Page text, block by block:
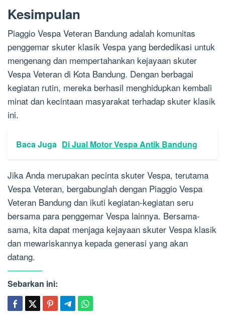
Kesimpulan
Piaggio Vespa Veteran Bandung adalah komunitas
penggemar skuter klasik Vespa yang berdedikasi untuk
mengenang dan mempertahankan kejayaan skuter
Vespa Veteran di Kota Bandung. Dengan berbagai
kegiatan rutin, mereka berhasil menghidupkan kembali
minat dan kecintaan masyarakat terhadap skuter klasik
ini.
Baca Juga Di Jual Motor Vespa Antik Bandung
Jika Anda merupakan pecinta skuter Vespa, terutama
Vespa Veteran, bergabunglah dengan Piaggio Vespa
Veteran Bandung dan ikuti kegiatan-kegiatan seru
bersama para penggemar Vespa lainnya. Bersama-
sama, kita dapat menjaga kejayaan skuter Vespa klasik
dan mewariskannya kepada generasi yang akan
datang.
Sebarkan ini: